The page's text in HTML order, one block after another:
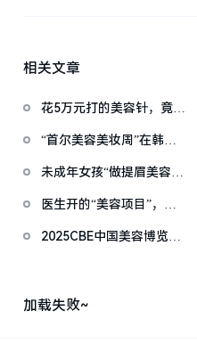
相关文章
花5万元打的美容针，竟是
“首尔美容美妆周”在韩开
未成年女孩“做提眉美容被
医生开的“美容项目”，哪
2025CBE中国美容博览会
加载失败~